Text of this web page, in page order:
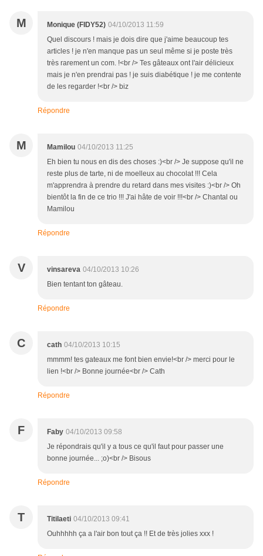
M Monique (FIDY52) 04/10/2013 11:59
Quel discours ! mais je dois dire que j'aime beaucoup tes
articles ! je n'en manque pas un seul même si je poste très
très rarement un com. !<br /> Tes gâteaux ont l'air délicieux
mais je n'en prendrai pas ! je suis diabétique ! je me contente
de les regarder !<br /> biz
Répondre
M Mamilou 04/10/2013 11:25
Eh bien tu nous en dis des choses :)<br /> Je suppose qu'il ne
reste plus de tarte, ni de moelleux au chocolat !!! Cela
m'apprendra à prendre du retard dans mes visites :)<br /> Oh
bientôt la fin de ce trio !!! J'ai hâte de voir !!!<br /> Chantal ou
Mamilou
Répondre
V vinsareva 04/10/2013 10:26
Bien tentant ton gâteau.
Répondre
C cath 04/10/2013 10:15
mmmm! tes gateaux me font bien envie!<br /> merci pour le
lien !<br /> Bonne journée<br /> Cath
Répondre
F Faby 04/10/2013 09:58
Je répondrais qu'il y a tous ce qu'il faut pour passer une
bonne journée... ;o)<br /> Bisous
Répondre
T Titilaeti 04/10/2013 09:41
Ouhhhhh ça a l'air bon tout ça !! Et de très jolies xxx !